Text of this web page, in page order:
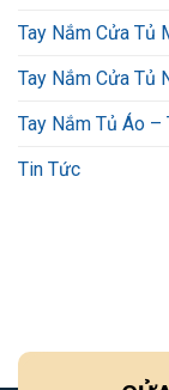
Tay Nắm Cửa Tủ
Tay Nắm Cửa Tủ
Tay Nắm Tủ Áo –
Tin Tức